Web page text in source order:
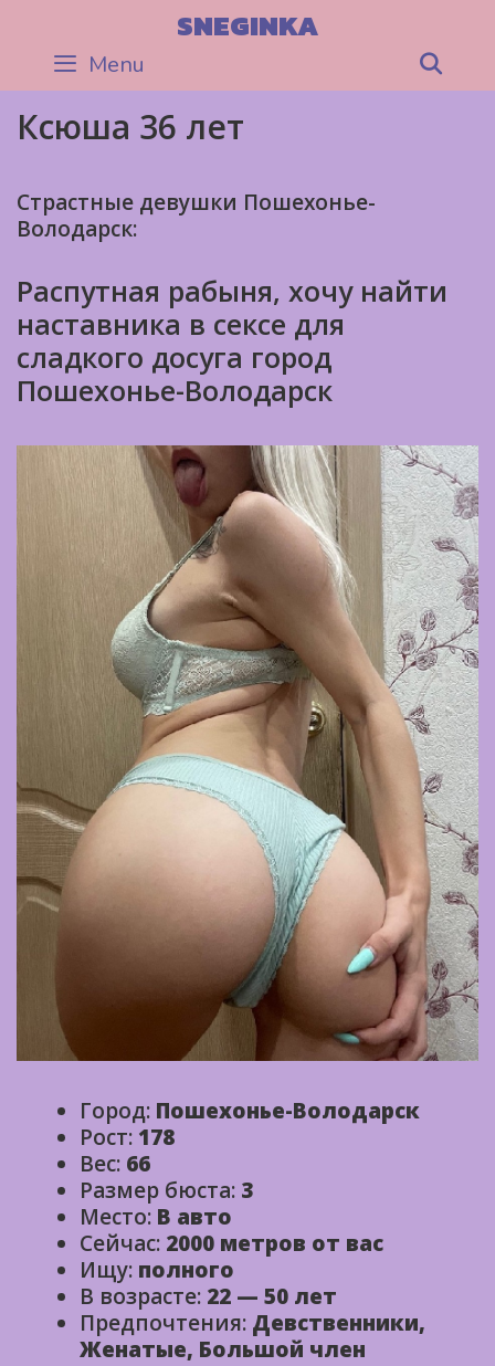
content
SNEGINKA
Menu
Ксюша 36 лет
Страстные девушки Пошехонье-
Володарск:
Распутная рабыня, хочу найти
наставника в сексе для
сладкого досуга город
Пошехонье-Володарск
Город: Пошехонье-Володарск
Рост: 178
Вес: 66
Размер бюста: 3
Место: В авто
Сейчас: 2000 метров от вас
Ищу: полного
В возрасте: 22 — 50 лет
Предпочтения: Девственники,
Женатые, Большой член